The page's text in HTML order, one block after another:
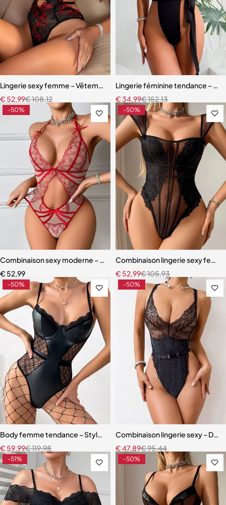
Lingerie sexy femme – Vêtements de nuit transparents, costume
€108,12
€ 52,99
Lingerie féminine tendance –
€152,13
€34,99
-50%
Combinaison sexy moderne – Style US/EU, contrastes chic et
€ 52,99
-50%
Combinaison lingerie sexy
€105,93
€ 52,99
-50%
Body femme tendance – Style Y2K en maille respirante et ajustée
€119,98
€ 59,99
-50%
Combinaison lingerie sexy –
€95,44
€47,89
-51% -50%